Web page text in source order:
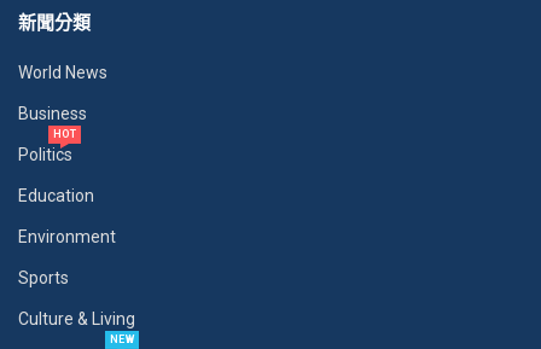
新聞分類
World News
Business
Politics
HOT
Education
Environment
Sports
Culture & Living
NEW